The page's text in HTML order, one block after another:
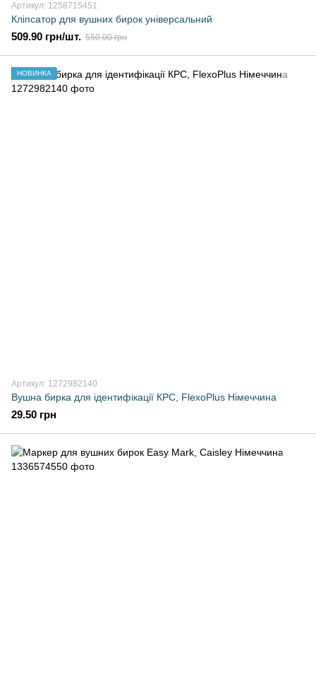
Артикул: 1258715451
Кліпсатор для вушних бирок універсальний
509.90 грн/шт. 550.00 грн
НОВИНКА
Артикул: 1272982140
Вушна бирка для ідентифікації КРС, FlexoPlus Німеччина
29.50 грн